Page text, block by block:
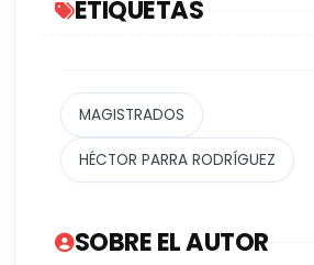
ETIQUETAS
MAGISTRADOS
HÉCTOR PARRA RODRÍGUEZ
SOBRE EL AUTOR